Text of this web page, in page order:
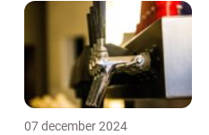
07 december 2024